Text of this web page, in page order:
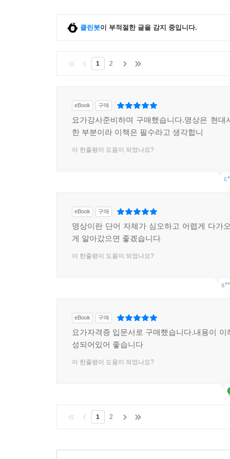
클린봇이 부적절한 글을 감지 중입니다.
1 2
eBook 구매
요가강사준비하며 구매했습니다.명상은 현대
한 부분이라 이책은 필수라고 생각합니
이 한줄평이 도움이 되었나요?
eBook 구매
명상이란 단어 자체가 심오하고 어렵게 다가
게 알아갔으면 좋겠습니다
이 한줄평이 도움이 되었나요?
eBook 구매
요가자격증 입문서로 구매했습니다.내용이 이
성되어있어 좋습니다
이 한줄평이 도움이 되었나요?
1 2